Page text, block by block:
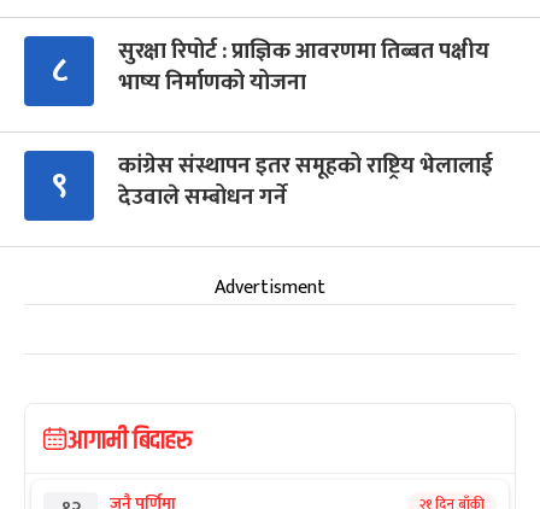
८
सुरक्षा रिपोर्ट : प्राज्ञिक आवरणमा तिब्बत पक्षीय
भाष्य निर्माणको योजना
९
कांग्रेस संस्थापन इतर समूहको राष्ट्रिय भेलालाई
देउवाले सम्बोधन गर्ने
Advertisment
आगामी बिदाहरु
जनै पूर्णिमा २१ दिन बाँकी